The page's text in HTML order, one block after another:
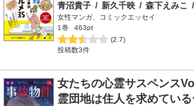
青沼貴子 / 新久千映 / 森下えみこ /
女性マンガ、コミックエッセイ
1巻
463pt
(2.7)
投稿数3件
女たちの心霊サスペンス
霊団地は住人を求めている